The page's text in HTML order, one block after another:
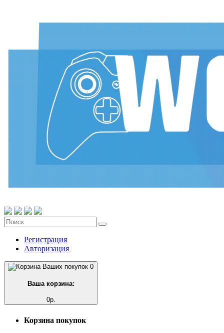
Регистрация
Авторизация
0
Ваша корзина:
0р.
Корзина покупок